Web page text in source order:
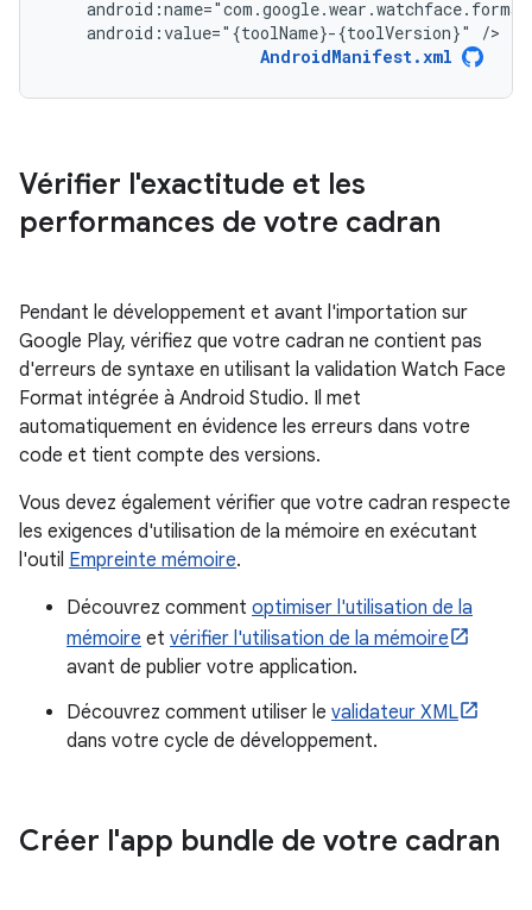
android:value="{toolName}-{toolVersion}"
/>
AndroidManifest.xml
Vérifier l'exactitude et les
performances de votre cadran
Pendant le développement et avant l'importation sur
Google Play, vérifiez que votre cadran ne contient pas
d'erreurs de syntaxe en utilisant la validation Watch Face
Format intégrée à Android Studio. Il met
automatiquement en évidence les erreurs dans votre
code et tient compte des versions.
Vous devez également vérifier que votre cadran respecte
les exigences d'utilisation de la mémoire en exécutant
l'outil Empreinte mémoire.
Découvrez comment optimiser l'utilisation de la
mémoire et vérifier l'utilisation de la mémoire
avant de publier votre application.
Découvrez comment utiliser le validateur XML
dans votre cycle de développement.
Créer l'app bundle de votre cadran